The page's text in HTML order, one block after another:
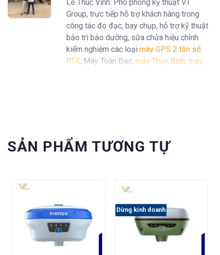
Lê Thúc Vinh: Phó phòng kỹ thuật VT
Group, trực tiếp hỗ trợ khách hàng trong
công tác đo đạc, bay chụp, hỗ trợ kỹ thuật
bảo trì bảo dưỡng, sữa chửa hiệu chỉnh
kiểm nghiệm các loại máy GPS 2 tần số
RTK, Máy Toàn Đạc, máy Thủy Bình, máy
SẢN PHẨM TƯƠNG TỰ
Dừng kinh doanh